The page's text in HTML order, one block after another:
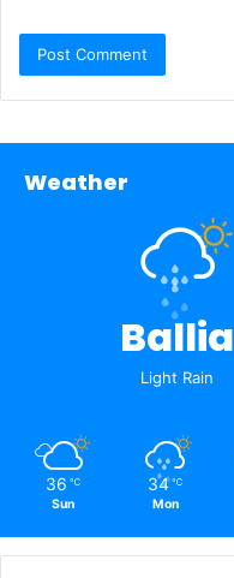
Weather
Ballia
Light Rain
36 ℃
Sun
34 ℃
Mon